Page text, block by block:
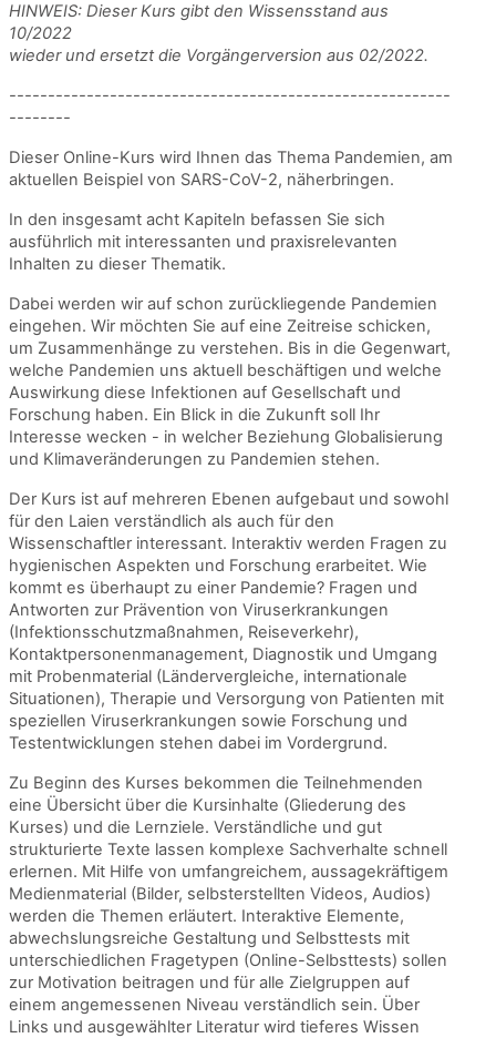
HINWEIS: Dieser Kurs gibt den Wissensstand aus
10/2022
wieder und ersetzt die Vorgängerversion aus 02/2022.
---------------------------------------------------------
--------
Dieser Online-Kurs wird Ihnen das Thema Pandemien, am
aktuellen Beispiel von SARS-CoV-2, näherbringen.
In den insgesamt acht Kapiteln befassen Sie sich
ausführlich mit interessanten und praxisrelevanten
Inhalten zu dieser Thematik.
Dabei werden wir auf schon zurückliegende Pandemien
eingehen. Wir möchten Sie auf eine Zeitreise schicken,
um Zusammenhänge zu verstehen. Bis in die Gegenwart,
welche Pandemien uns aktuell beschäftigen und welche
Auswirkung diese Infektionen auf Gesellschaft und
Forschung haben. Ein Blick in die Zukunft soll Ihr
Interesse wecken - in welcher Beziehung Globalisierung
und Klimaveränderungen zu Pandemien stehen.
Der Kurs ist auf mehreren Ebenen aufgebaut und sowohl
für den Laien verständlich als auch für den
Wissenschaftler interessant. Interaktiv werden Fragen zu
hygienischen Aspekten und Forschung erarbeitet. Wie
kommt es überhaupt zu einer Pandemie? Fragen und
Antworten zur Prävention von Viruserkrankungen
(Infektionsschutzmaßnahmen, Reiseverkehr),
Kontaktpersonenmanagement, Diagnostik und Umgang
mit Probenmaterial (Ländervergleiche, internationale
Situationen), Therapie und Versorgung von Patienten mit
speziellen Viruserkrankungen sowie Forschung und
Testentwicklungen stehen dabei im Vordergrund.
Zu Beginn des Kurses bekommen die Teilnehmenden
eine Übersicht über die Kursinhalte (Gliederung des
Kurses) und die Lernziele. Verständliche und gut
strukturierte Texte lassen komplexe Sachverhalte schnell
erlernen. Mit Hilfe von umfangreichem, aussagekräftigem
Medienmaterial (Bilder, selbsterstellten Videos, Audios)
werden die Themen erläutert. Interaktive Elemente,
abwechslungsreiche Gestaltung und Selbsttests mit
unterschiedlichen Fragetypen (Online-Selbsttests) sollen
zur Motivation beitragen und für alle Zielgruppen auf
einem angemessenen Niveau verständlich sein. Über
Links und ausgewählter Literatur wird tieferes Wissen